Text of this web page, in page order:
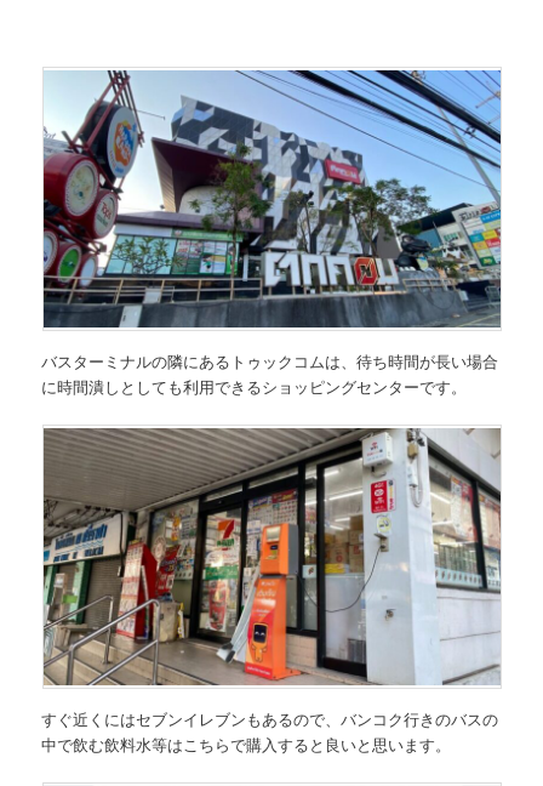
バスターミナルの隣にあるトゥックコムは、待ち時間が長い場合
に時間潰しとしても利用できるショッピングセンターです。
すぐ近くにはセブンイレブンもあるので、バンコク行きのバスの
中で飲む飲料水等はこちらで購入すると良いと思います。